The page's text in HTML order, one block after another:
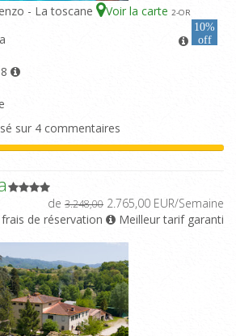
- La toscane Voir la carte 2-OR
10%
off
8
sur 4 commentaires
de 3.248,00 2.765,00 EUR/Semaine
de réservation
Meilleur tarif garanti